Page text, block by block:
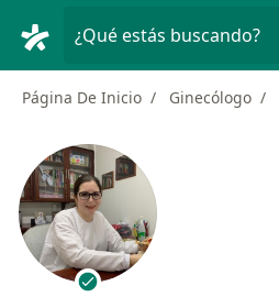
¿Qué estás buscando?
Página De Inicio Ginecólogo